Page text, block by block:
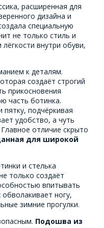
расширенная для
дизайна и
специальную
не только стиль и
внутри обуви,
к деталям.
создаёт строгий
прикосновения
часть ботинка.
пятку, подчёркивая
удобство, а чуть
отличие скрыто
для широкой
и стелька
только создаёт
впитывать
ногу,
зимние прогулки.
Подошва из